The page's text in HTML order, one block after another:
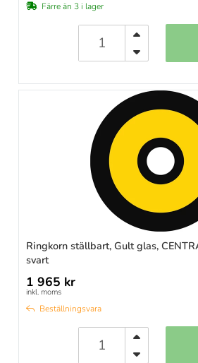
Färre än 3 i lager
Ringkorn ställbart, Gult glas,
svart
1 965 kr
inkl. moms
Beställningsvara